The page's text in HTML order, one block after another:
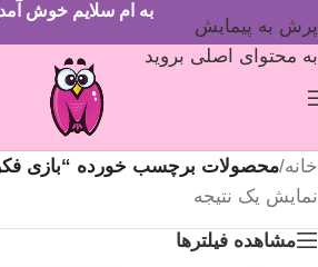
پرش به پیمایش
به محتوای اصلی بروید
به ام سلایم خوش
خانه/محصولات برچسب خورده “بازی
نمایش یک نتیجه
مشاهده فیلترها